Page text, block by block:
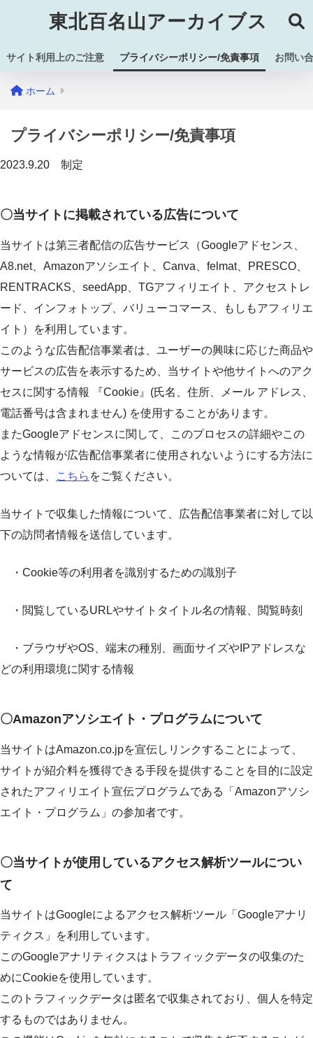
東北百名山アーカイブス
サイト利用上のご注意 プライバシーポリシー/免責事項 お問い
ホーム
プライバシーポリシー/免責事項
2023.9.20 制定
〇当サイトに掲載されている広告について
当サイトは第三者配信の広告サービス（Googleアドセンス、
A8.net、Amazonアソシエイト、Canva、felmat、PRESCO、
RENTRACKS、seedApp、TGアフィリエイト、アクセストレ
ード、インフォトップ、バリューコマース、もしもアフィリエ
イト）を利用しています。
このような広告配信事業者は、ユーザーの興味に応じた商品や
サービスの広告を表示するため、当サイトや他サイトへのアク
セスに関する情報 『Cookie』(氏名、住所、メール アドレス、
電話番号は含まれません) を使用することがあります。
またGoogleアドセンスに関して、このプロセスの詳細やこの
ような情報が広告配信事業者に使用されないようにする方法に
ついては、
こちら をご覧ください。
当サイトで収集した情報について、広告配信事業者に対して以
下の訪問者情報を送信しています。
・Cookie等の利用者を識別するための識別子
・閲覧しているURLやサイトタイトル名の情報、閲覧時刻
・ブラウザやOS、端末の種別、画面サイズやIPアドレスな
どの利用環境に関する情報
〇Amazonアソシエイト・プログラムについて
当サイトはAmazon.co.jpを宣伝しリンクすることによって、
サイトが紹介料を獲得できる手段を提供することを目的に設定
されたアフィリエイト宣伝プログラムである「Amazonアソシ
エイト・プログラム」の参加者です。
〇当サイトが使用しているアクセス解析ツールについ
て
当サイトはGoogleによるアクセス解析ツール「Googleアナリ
ティクス」を利用しています。
このGoogleアナリティクスはトラフィックデータの収集のた
めにCookieを使用しています。
このトラフィックデータは匿名で収集されており、個人を特定
するものではありません。